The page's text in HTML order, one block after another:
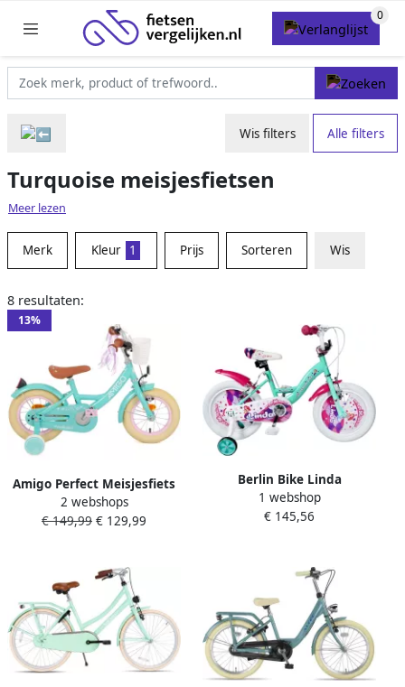
Wis filters Alle filters
Turquoise meisjesfietsen
Meer lezen
Merk Kleur 1 Prijs Sorteren Wis
8 resultaten:
13%
Amigo Perfect Meisjesfiets
Kinderfiets voor Meisjes 12
Inch 21 cm Terugtraprem
2 webshops
€ 149,99 € 129,99
Berlin Bike Linda
meisjesfiets 16 inch
turquoise – zeemeermin –
kinderen – fiets 16 inch
1 webshop
€ 145,56